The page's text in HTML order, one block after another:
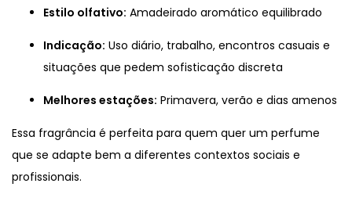
Estilo olfativo: Amadeirado aromático equilibrado
Indicação: Uso diário, trabalho, encontros casuais e
situações que pedem sofisticação discreta
Melhores estações: Primavera, verão e dias amenos
Essa fragrância é perfeita para quem quer um perfume
que se adapte bem a diferentes contextos sociais e
profissionais.